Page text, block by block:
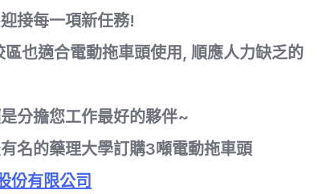
接每一項新任務!
區也適合電動拖車頭使用, 順應人力缺乏的
分擔您工作最好的夥伴~
名的藥理大學訂購3噸電動拖車頭
份有限公司